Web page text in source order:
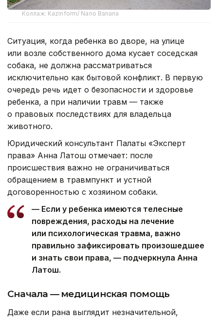
Коллаж: Kazinform/ Nano Banana
Ситуация, когда ребенка во дворе, на улице
или возле собственного дома кусает соседская
собака, не должна рассматриваться
исключительно как бытовой конфликт. В первую
очередь речь идет о безопасности и здоровье
ребенка, а при наличии травм — также
о правовых последствиях для владельца
животного.
Юридический консультант Палаты «Эксперт
права» Анна Латош отмечает: после
происшествия важно не ограничиваться
обращением в травмпункт и устной
договоренностью с хозяином собаки.
— Если у ребенка имеются телесные
повреждения, расходы на лечение
или психологическая травма, важно
правильно зафиксировать произошедшее
и знать свои права, — подчеркнула Анна
Латош.
Сначала — медицинская помощь
Даже если рана выглядит незначительной,